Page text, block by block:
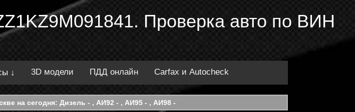
Проверка авто по ВИН
↓ 3D модели ПДД онлайн Carfax и Autocheck
на сегодня: Дизель - , АИ92 - , АИ95 - , АИ98 -